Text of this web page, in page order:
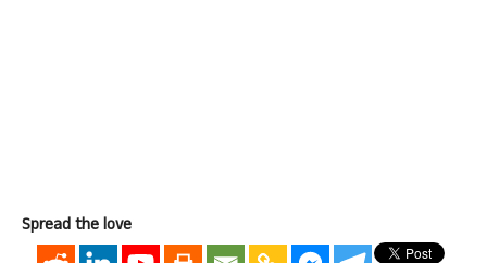
Spread the love